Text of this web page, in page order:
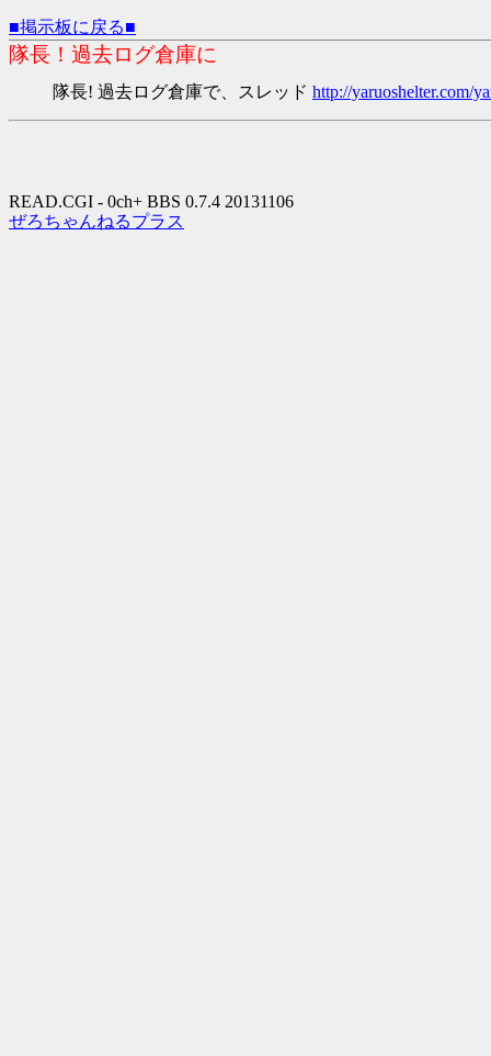
■掲示板に戻る■
隊長！過去ログ倉庫に
隊長! 過去ログ倉庫で、スレッド http://yaruoshelter.com/
READ.CGI - 0ch+ BBS 0.7.4 20131106
ぜろちゃんねるプラス